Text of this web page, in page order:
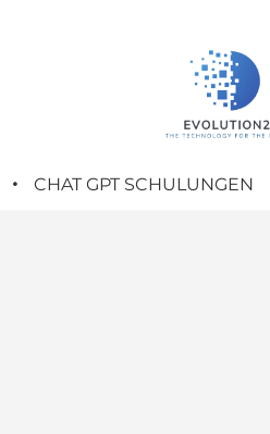
CHAT GPT SCHULUNGEN